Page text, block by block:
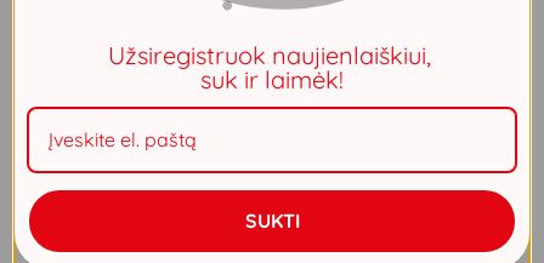
Sukurkite jaukų stalo įvaizdį su kokybiška, dekoratyvia
staltiese. Puikus pasirinkimas virtuvės, kavos ar pusryčių
stalui!
Neturime
Užsiregistruok naujienlaiškiui,
suk ir laimėk!
SUKTI